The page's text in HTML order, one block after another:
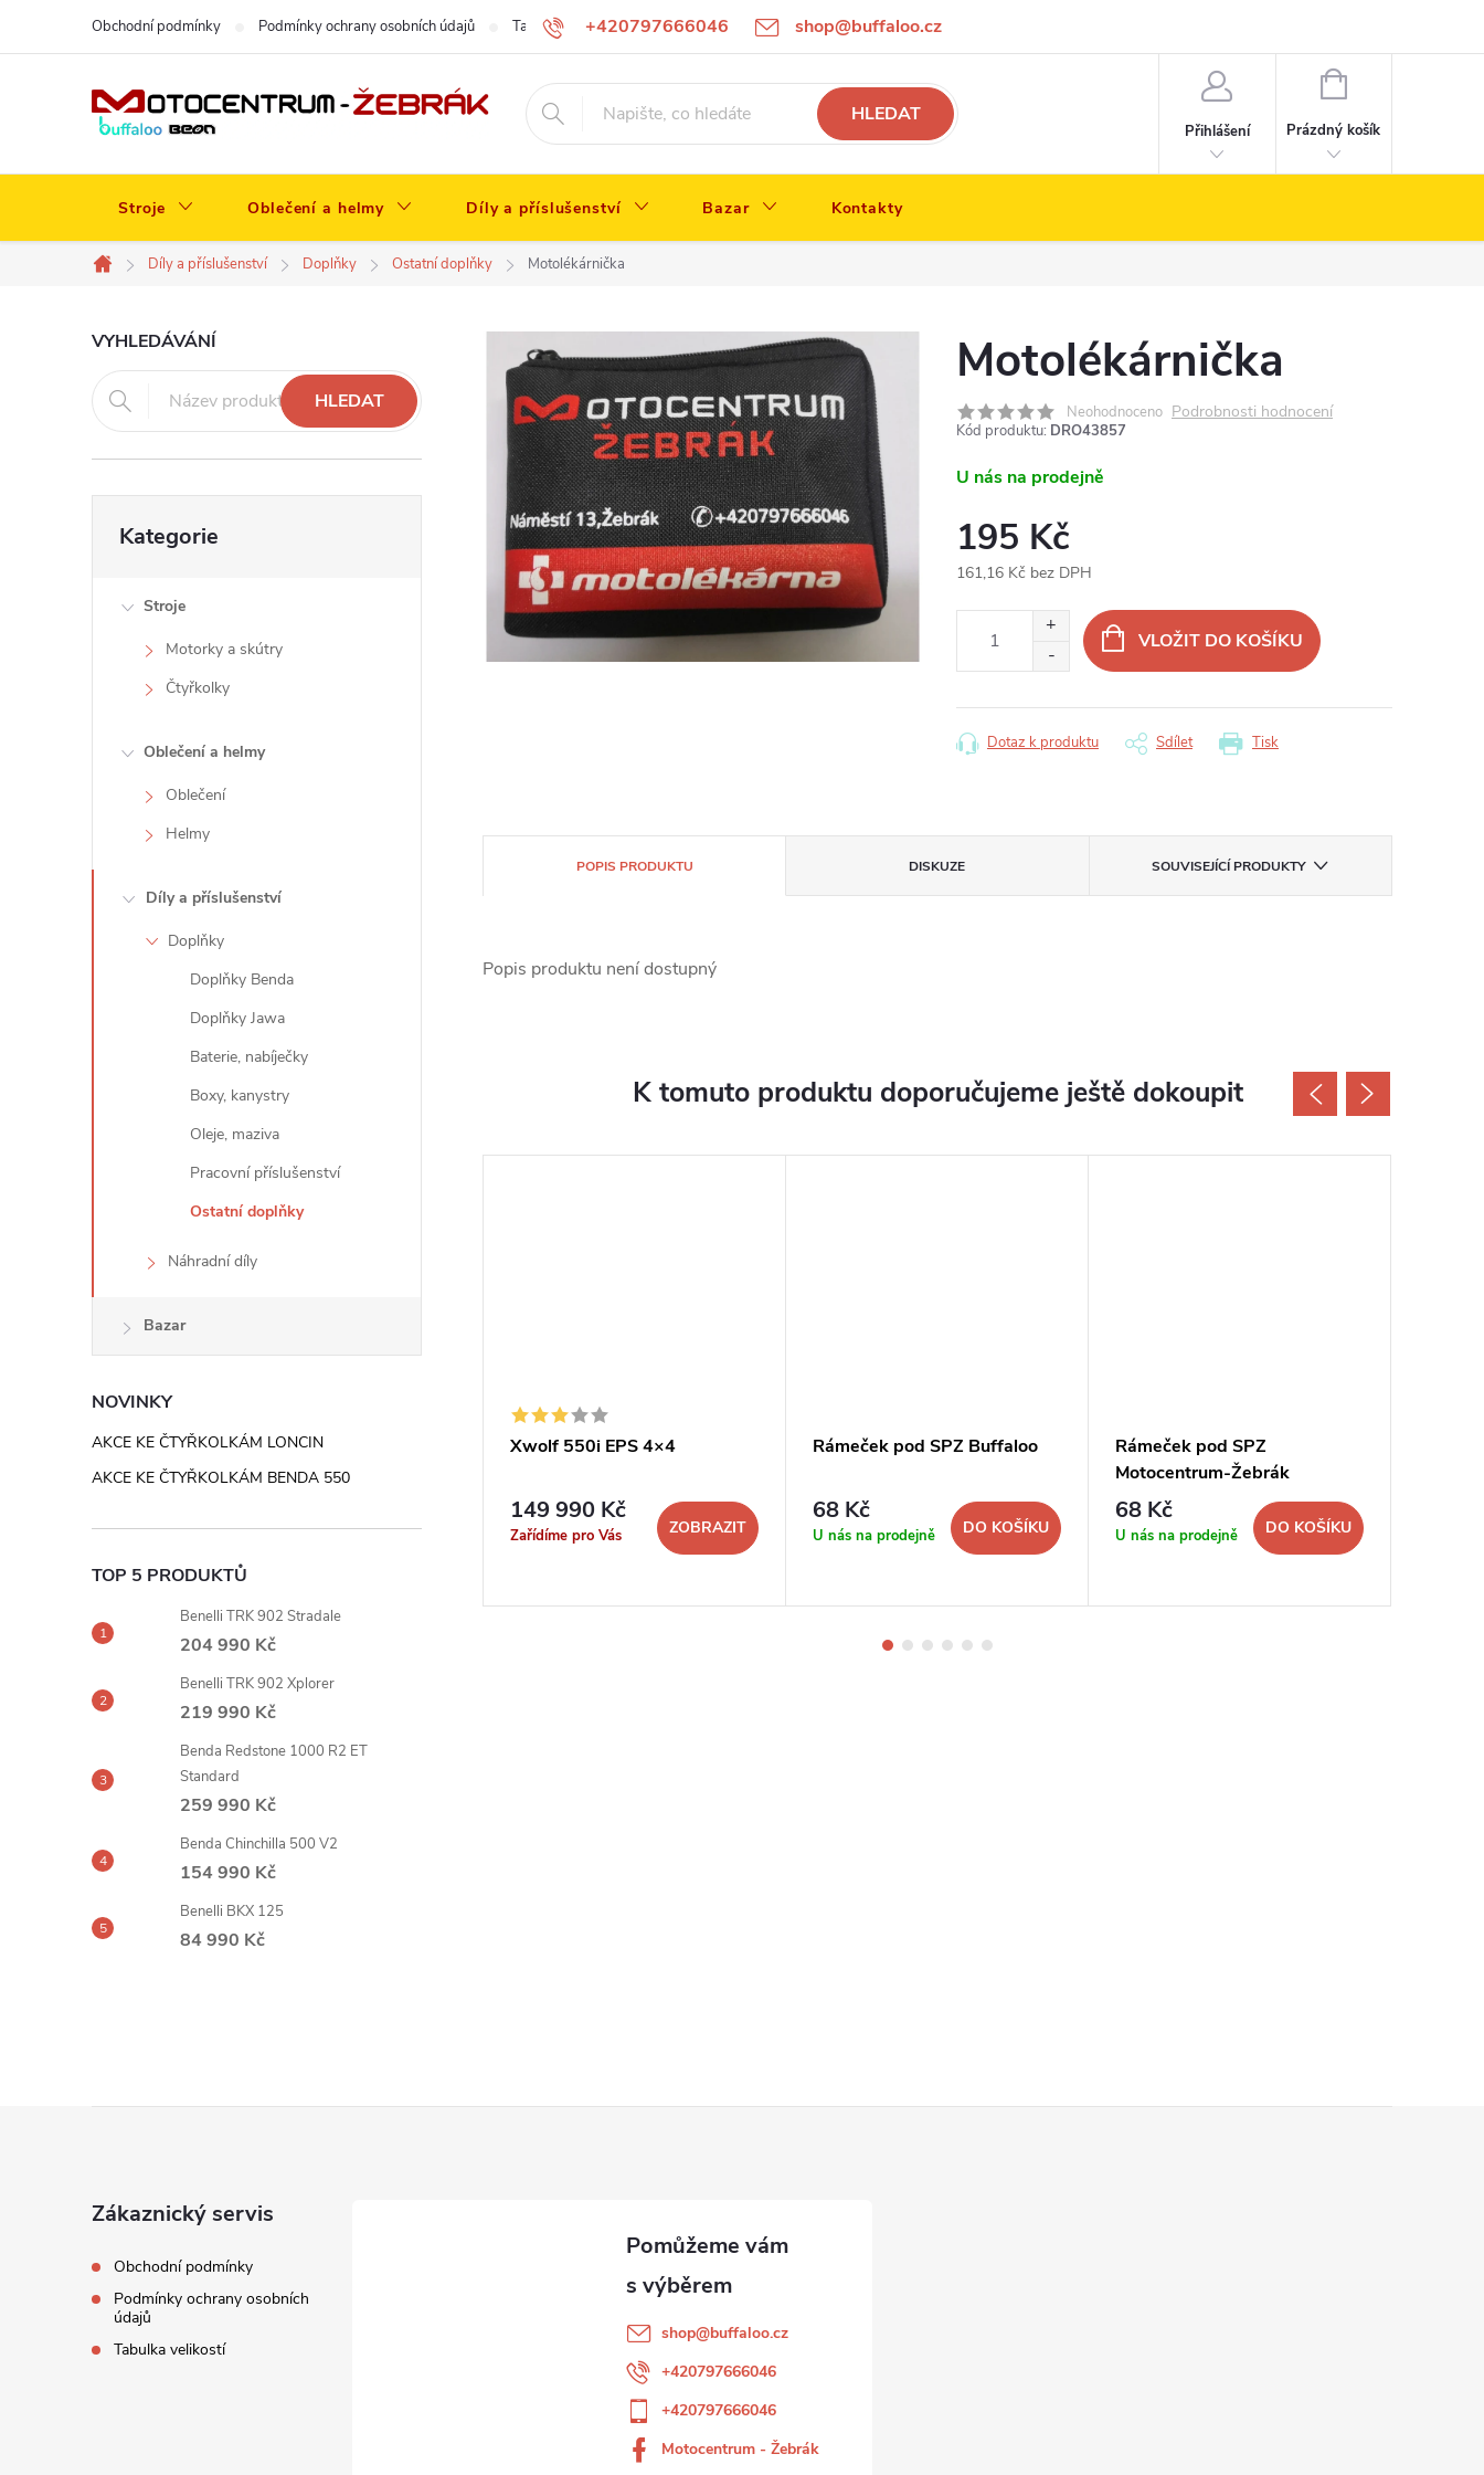
+420797666046 shop@buffaloo.cz
Obchodní podmínky Podmínky ochrany osobních údajů Tabulka velikostí
HLEDAT
Přihlášení
NÁKUPNÍ
Prázdný košík
Stroje Oblečení a helmy Díly a příslušenství Bazar Kontakty
Domů
Díly a příslušenství Doplňky Ostatní doplňky Motolékárnička
P
o
s
p
VYHLEDÁVÁNÍ
HLEDAT
kategorie
Kategorie
Stroje
Motorky a skútry
Čtyřkolky
Oblečení a helmy
Oblečení
Helmy
Díly a příslušenství
Doplňky
Doplňky Benda
Doplňky Jawa
Baterie, nabíječky
Boxy, kanystry
Oleje, maziva
Pracovní příslušenství
Ostatní doplňky
Náhradní díly
Bazar
NOVINKY
AKCE KE ČTYŘKOLKÁM LONCIN
AKCE KE ČTYŘKOLKÁM BENDA 550
TOP 5 PRODUKTŮ
Benelli TRK 902 Stradale
204 990 Kč
Benelli TRK 902 Xplorer
219 990 Kč
Benda Redstone 1000 R2 ET
Standard
259 990 Kč
Benda Chinchilla 500 V2
154 990 Kč
Benelli BKX 125
84 990 Kč
Motolékárnička
Neohodnoceno Podrobnosti hodnocení
Kód produktu: DRO43857
U nás na prodejně
195 Kč
161,16 Kč bez DPH
VLOŽIT DO KOŠÍKU
Tisk
Dotaz k produktu Sdílet
POPIS PRODUKTU DISKUZE SOUVISEJÍCÍ PRODUKTY
Popis produktu není dostupný
K tomuto produktu doporučujeme ještě dokoupit
SPZ auto
DO KOŠÍKU
Xwolf 550i MAX EPS 4×4
Kč
Xwolf 550i EPS 4×4
149 990 Kč
Zařídíme pro Vás ZOBRAZIT
Rámeček pod SPZ Buffaloo
68 Kč
U nás na prodejně DO KOŠÍKU
Rámeček pod SPZ
Motocentrum-Žebrák
68 Kč
U nás na prodejně DO KOŠÍKU
Zákaznický servis
Obchodní podmínky
Podmínky ochrany osobních
údajů
Tabulka velikostí
shop@buffaloo.cz
+420797666046
+420797666046
Motocentrum - Žebrák